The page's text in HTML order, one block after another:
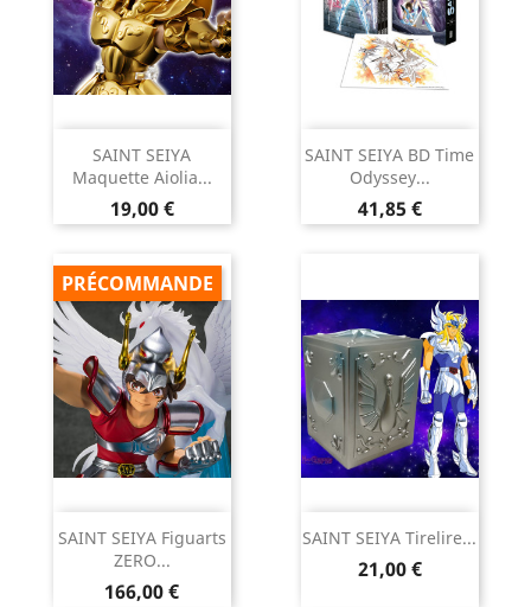
SAINT SEIYA
Maquette Aiolia...
Prix
19,00 €
SAINT SEIYA BD Time
Odyssey...
Prix
41,85 €
SAINT SEIYA Figuarts
ZERO...
Prix
166,00 €
PRÉCOMMANDE
SAINT SEIYA Tirelire...
Prix
21,00 €